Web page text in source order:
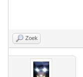
Zoek